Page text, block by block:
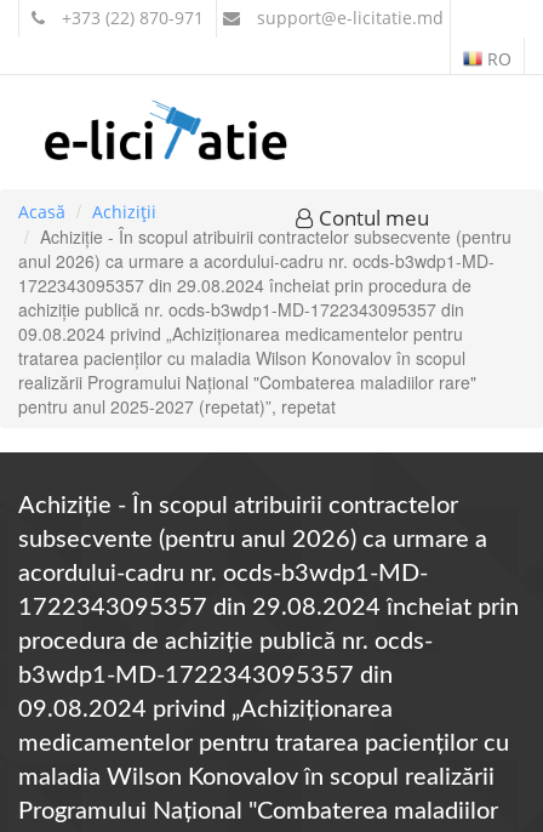
+373 (22) 870-971 support@e-licitatie.md
RO
Contul meu
Acasă Achiziții
Achiziție - În scopul atribuirii contractelor subsecvente (pentru
anul 2026) ca urmare a acordului-cadru nr. ocds-b3wdp1-MD-
1722343095357 din 29.08.2024 încheiat prin procedura de
achiziție publică nr. ocds-b3wdp1-MD-1722343095357 din
09.08.2024 privind „Achiziţionarea medicamentelor pentru
tratarea pacienților cu maladia Wilson Konovalov în scopul
realizării Programului Național "Combaterea maladiilor rare"
pentru anul 2025-2027 (repetat)”, repetat
Achiziție - În scopul atribuirii contractelor
subsecvente (pentru anul 2026) ca urmare a
acordului-cadru nr. ocds-b3wdp1-MD-
1722343095357 din 29.08.2024 încheiat prin
procedura de achiziție publică nr. ocds-
b3wdp1-MD-1722343095357 din
09.08.2024 privind „Achiziţionarea
medicamentelor pentru tratarea pacienților cu
maladia Wilson Konovalov în scopul realizării
Programului Național "Combaterea maladiilor